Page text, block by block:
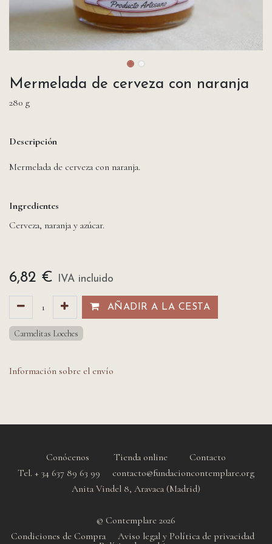
Mermelada de cerveza con naranja
280 g
Descripción
Mermelada de cerveza con naranja.
Ingredientes
Cerveza, naranja y azúcar.
6,82 € IVA incluido
AÑADIR A LA CESTA​​
Carmelitas Loeches
Información sobre el envío
Conócenos Tienda online
Contacto
Tel. + 34 637 89 63 99 contacto@fundacioncontemplare.org
Anita Vindel 8, Aravaca (Madrid)
© Contemplare 2026
Condiciones de Compra
Aviso legal y Política de privacidad